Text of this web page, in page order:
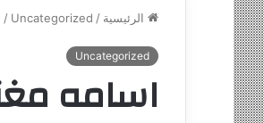
الرئيسية /
Uncategorized
/
Uncategorized
اسامه